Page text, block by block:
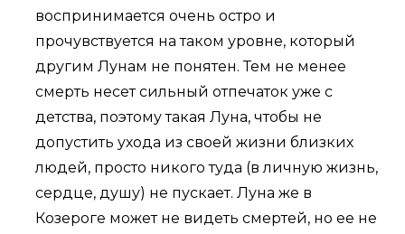
воспринимается очень остро и
прочувствуется на таком уровне, который
другим Лунам не понятен. Тем не менее
смерть несет сильный отпечаток уже с
детства, поэтому такая Луна, чтобы не
допустить ухода из своей жизни близких
людей, просто никого туда (в личную жизнь,
сердце, душу) не пускает. Луна же в
Козероге может не видеть смертей, но ее не